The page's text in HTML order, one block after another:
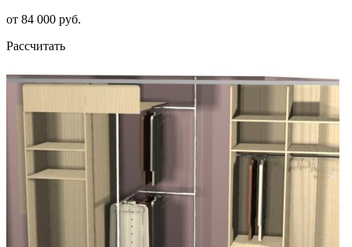
от 84 000 руб.
Рассчитать